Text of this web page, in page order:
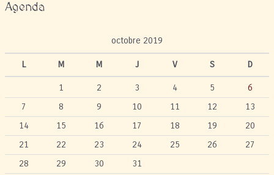
Agenda
octobre 2019
L M M J V S D
1 2 3 4 5
6
7
8 9 10 11 12
13
14
15 16 17 18 19
20
21
22 23 24 25 26
27
28
29 30 31